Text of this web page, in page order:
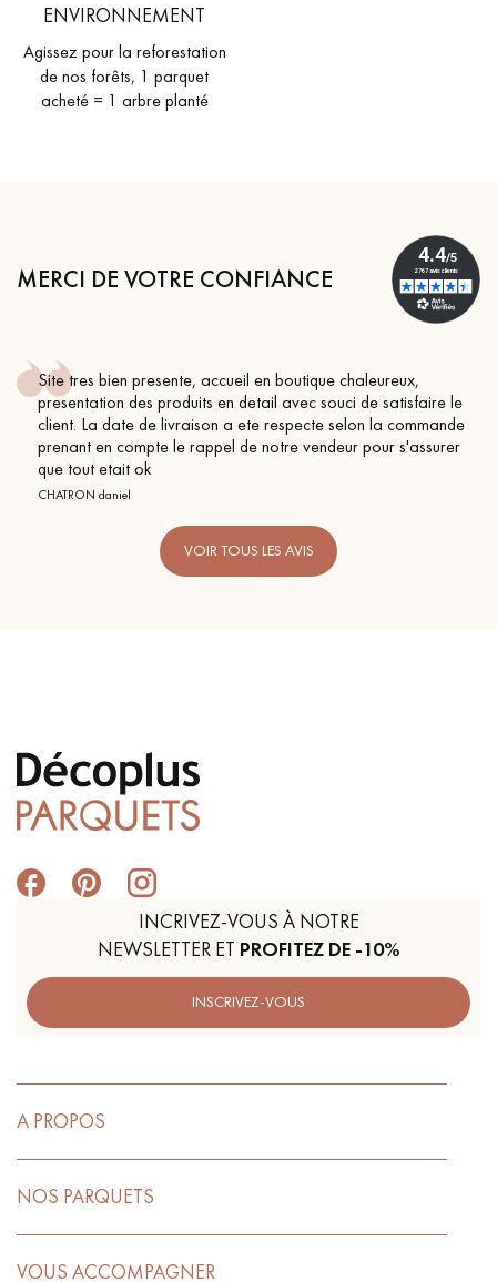
ENVIRONNEMENT
Agissez pour la reforestation
de nos forêts, 1 parquet
acheté = 1 arbre planté
MERCI DE VOTRE CONFIANCE
Site tres bien presente, accueil en boutique chaleureux,
presentation des produits en detail avec souci de satisfaire le
client. La date de livraison a ete respecte selon la commande
prenant en compte le rappel de notre vendeur pour s'assurer
que tout etait ok
CHATRON daniel
VOIR TOUS LES AVIS
INCRIVEZ-VOUS À NOTRE
NEWSLETTER ET PROFITEZ DE -10%
INSCRIVEZ-VOUS
A PROPOS
NOS PARQUETS
VOUS ACCOMPAGNER